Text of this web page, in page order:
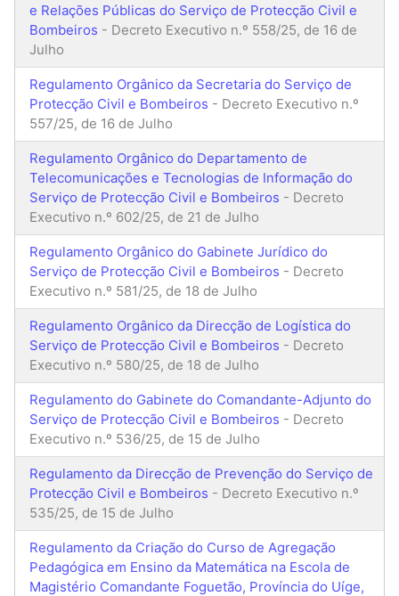
e Relações Públicas do Serviço de Protecção Civil e
Bombeiros - Decreto Executivo n.º 558/25, de 16 de
Julho
Regulamento Orgânico da Secretaria do Serviço de
Protecção Civil e Bombeiros - Decreto Executivo n.º
557/25, de 16 de Julho
Regulamento Orgânico do Departamento de
Telecomunicações e Tecnologias de Informação do
Serviço de Protecção Civil e Bombeiros - Decreto
Executivo n.º 602/25, de 21 de Julho
Regulamento Orgânico do Gabinete Jurídico do
Serviço de Protecção Civil e Bombeiros - Decreto
Executivo n.º 581/25, de 18 de Julho
Regulamento Orgânico da Direcção de Logística do
Serviço de Protecção Civil e Bombeiros - Decreto
Executivo n.º 580/25, de 18 de Julho
Regulamento do Gabinete do Comandante-Adjunto do
Serviço de Protecção Civil e Bombeiros - Decreto
Executivo n.º 536/25, de 15 de Julho
Regulamento da Direcção de Prevenção do Serviço de
Protecção Civil e Bombeiros - Decreto Executivo n.º
535/25, de 15 de Julho
Regulamento da Criação do Curso de Agregação
Pedagógica em Ensino da Matemática na Escola de
Magistério Comandante Foguetão, Província do Uíge,